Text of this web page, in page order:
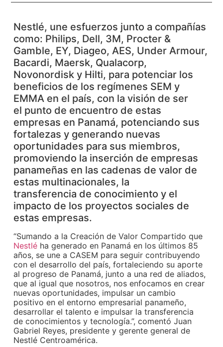
Nestlé, une esfuerzos junto a compañías
como: Philips, Dell, 3M, Procter &
Gamble, EY, Diageo, AES, Under Armour,
Bacardi, Maersk, Qualacorp,
Novonordisk y Hilti, para potenciar los
beneficios de los regímenes SEM y
EMMA en el país, con la visión de ser
el punto de encuentro de estas
empresas en Panamá, potenciando sus
fortalezas y generando nuevas
oportunidades para sus miembros,
promoviendo la inserción de empresas
panameñas en las cadenas de valor de
estas multinacionales, la
transferencia de conocimiento y el
impacto de los proyectos sociales de
estas empresas.
“Sumando a la Creación de Valor Compartido que
Nestlé ha generado en Panamá en los últimos 85
años, se une a CASEM para seguir contribuyendo
con el desarrollo del país, fortaleciendo su aporte
al progreso de Panamá, junto a una red de aliados,
que al igual que nosotros, nos enfocamos en crear
nuevas oportunidades, impulsar un cambio
positivo en el entorno empresarial panameño,
desarrollar el talento e impulsar la transferencia
de conocimientos y tecnología.”, comentó Juan
Gabriel Reyes, presidente y gerente general de
Nestlé Centroamérica.